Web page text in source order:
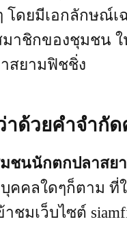
โดยมีเอกลักษณ์
มาชิกของชุมชน
สยามฟิชชิ่ง
าด้วยคำจำกั
ชนนักตกปลาสย
คคลใดๆก็ตาม ที่
าชมเว็บไซต์